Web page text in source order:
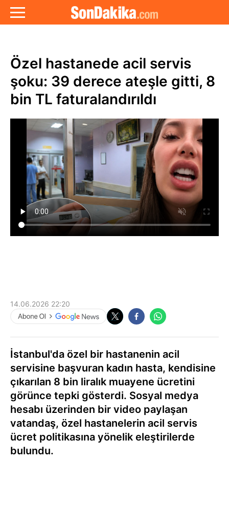
Özel hastanede acil servis
şoku: 39 derece ateşle gitti, 8
bin TL faturalandırıldı
14.06.2026 22:20
İstanbul'da özel bir hastanenin acil
servisine başvuran kadın hasta, kendisine
çıkarılan 8 bin liralık muayene ücretini
görünce tepki gösterdi. Sosyal medya
hesabı üzerinden bir video paylaşan
vatandaş, özel hastanelerin acil servis
ücret politikasına yönelik eleştirilerde
bulundu.